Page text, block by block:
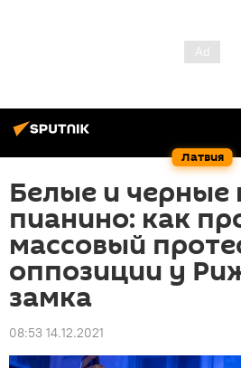
Латвия
Белые и
пианино: как
массовый
оппозиции у
замка
08:53 14.12.2021